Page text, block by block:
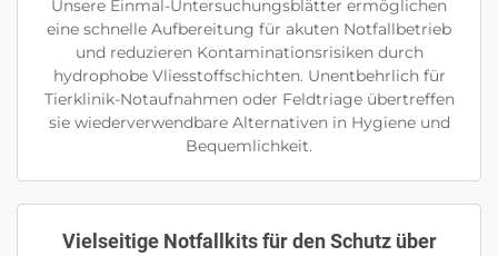
Unsere Einmal-Untersuchungsblätter ermöglichen
eine schnelle Aufbereitung für akuten Notfallbetrieb
und reduzieren Kontaminationsrisiken durch
hydrophobe Vliesstoffschichten. Unentbehrlich für
Tierklinik-Notaufnahmen oder Feldtriage übertreffen
sie wiederverwendbare Alternativen in Hygiene und
Bequemlichkeit.
Vielseitige Notfallkits für den Schutz über